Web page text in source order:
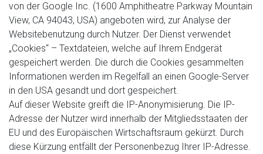
von der Google Inc. (1600 Amphitheatre Parkway Mountain
View, CA 94043, USA) angeboten wird, zur Analyse der
Websitebenutzung durch Nutzer. Der Dienst verwendet
„Cookies“ – Textdateien, welche auf Ihrem Endgerät
gespeichert werden. Die durch die Cookies gesammelten
Informationen werden im Regelfall an einen Google-Server
in den USA gesandt und dort gespeichert.
Auf dieser Website greift die IP-Anonymisierung. Die IP-
Adresse der Nutzer wird innerhalb der Mitgliedsstaaten der
EU und des Europäischen Wirtschaftsraum gekürzt. Durch
diese Kürzung entfällt der Personenbezug Ihrer IP-Adresse.